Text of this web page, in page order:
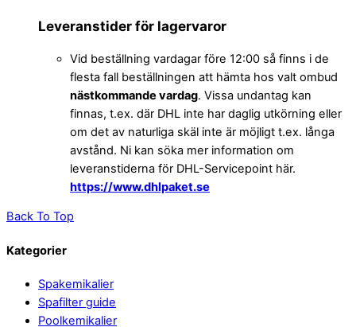
Leveranstider för lagervaror
Vid beställning vardagar före 12:00 så finns i de
flesta fall beställningen att hämta hos valt ombud
nästkommande vardag. Vissa undantag kan
finnas, t.ex. där DHL inte har daglig utkörning eller
om det av naturliga skäl inte är möjligt t.ex. långa
avstånd. Ni kan söka mer information om
leveranstiderna för DHL-Servicepoint här.
https://www.dhlpaket.se
Back To Top
Kategorier
Spakemikalier
Spafilter guide
Poolkemikalier